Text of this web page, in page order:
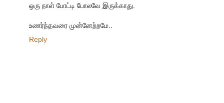
ஒரு நாள் போட்டி போலவே இருக்காது.
உணர்ந்தவரை முன்னேற்றமே..
Reply